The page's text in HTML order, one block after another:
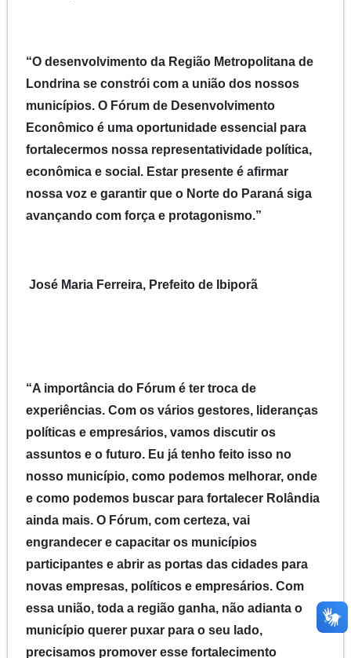
“O desenvolvimento da Região Metropolitana de
Londrina se constrói com a união dos nossos
municípios. O Fórum de Desenvolvimento
Econômico é uma oportunidade essencial para
fortalecermos nossa representatividade política,
econômica e social. Estar presente é afirmar
nossa voz e garantir que o Norte do Paraná siga
avançando com força e protagonismo.”
José Maria Ferreira, Prefeito de Ibiporã
“A importância do Fórum é ter troca de
experiências. Com os vários gestores, lideranças
políticas e empresários, vamos discutir os
assuntos e o futuro. Eu já tenho feito isso no
nosso município, como podemos melhorar, onde
e como podemos buscar para fortalecer Rolândia
ainda mais. O Fórum, com certeza, vai
engrandecer e capacitar os municípios
participantes e abrir as portas das cidades para
novas empresas, políticos e empresários. Com
essa união, toda a região ganha, não adianta o
município querer puxar para o seu lado,
precisamos promover esse fortalecimento